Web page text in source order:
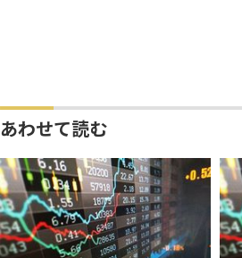
あわせて読む